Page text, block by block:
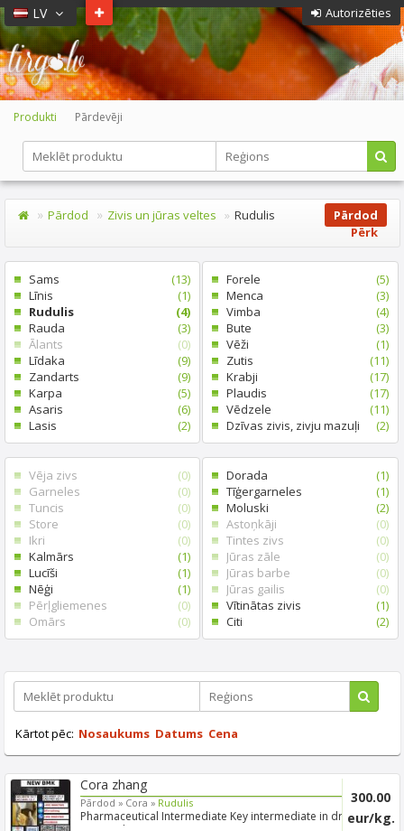
Autorizēties
LV
Produkti Pārdevēji
Pārdod Zivis un jūras veltes Rudulis
Pārdod
Pērk
Sams
(13)
Līnis
(1)
Rudulis
(4)
Rauda
(3)
Ālants
(0)
Līdaka
(9)
Zandarts
(9)
Karpa
(5)
Asaris
(6)
Lasis
(2)
Forele
(5)
Menca
(3)
Vimba
(4)
Bute
(3)
Vēži
(1)
Zutis
(11)
Krabji
(17)
Plaudis
(17)
Vēdzele
(11)
Dzīvas zivis, zivju mazuļi
(2)
Vēja zivs
(0)
Garneles
(0)
Tuncis
(0)
Store
(0)
Ikri
(0)
Kalmārs
(1)
Lucīši
(1)
Nēģi
(1)
Pērļgliemenes
(0)
Omārs
(0)
Dorada
(1)
Tīģergarneles
(1)
Moluski
(2)
Astoņkāji
(0)
Tintes zivs
(0)
Jūras zāle
(0)
Jūras barbe
(0)
Jūras gailis
(0)
Vītinātas zivis
(1)
Citi
(2)
Kārtot pēc: Nosaukums Datums Cena
Cora zhang
Pārdod » Cora » Rudulis
Pharmaceutical Intermediate Key intermediate in drug
300.00
eur/kg.